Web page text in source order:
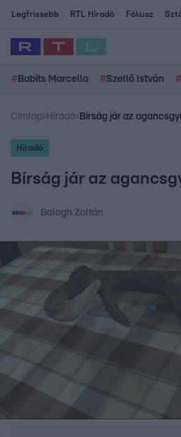
Legfrissebb RTL Híradó Fókusz
# Babits Marcella #Szellő István #
Címlap› Híradó› Bírság jár az
Híradó
Bírság jár az
Balogh Zoltán